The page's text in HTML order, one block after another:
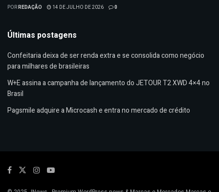
PORREDAÇÃO 14 DE JULHO DE 2026 0
Últimas postagens
Confeitaria deixa de ser renda extra e se consolida como negócio
para milhares de brasileiras
W+E assina a campanha de lançamento do JETOUR T2 XWD 4×4 no
Brasil
Pagsmile adquire a Microcash e entra no mercado de crédito